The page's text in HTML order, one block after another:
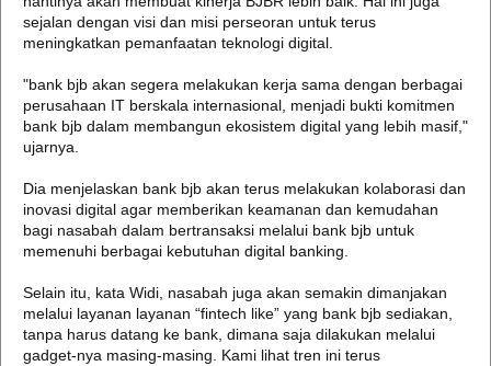
sejalan dengan visi dan misi perseoran untuk terus
meningkatkan pemanfaatan teknologi digital.
"bank bjb akan segera melakukan kerja sama dengan berbagai
perusahaan IT berskala internasional, menjadi bukti komitmen
bank bjb dalam membangun ekosistem digital yang lebih masif,"
ujarnya.
Dia menjelaskan bank bjb akan terus melakukan kolaborasi dan
inovasi digital agar memberikan keamanan dan kemudahan
bagi nasabah dalam bertransaksi melalui bank bjb untuk
memenuhi berbagai kebutuhan digital banking.
Selain itu, kata Widi, nasabah juga akan semakin dimanjakan
melalui layanan layanan “fintech like” yang bank bjb sediakan,
tanpa harus datang ke bank, dimana saja dilakukan melalui
gadget-nya masing-masing. Kami lihat tren ini terus